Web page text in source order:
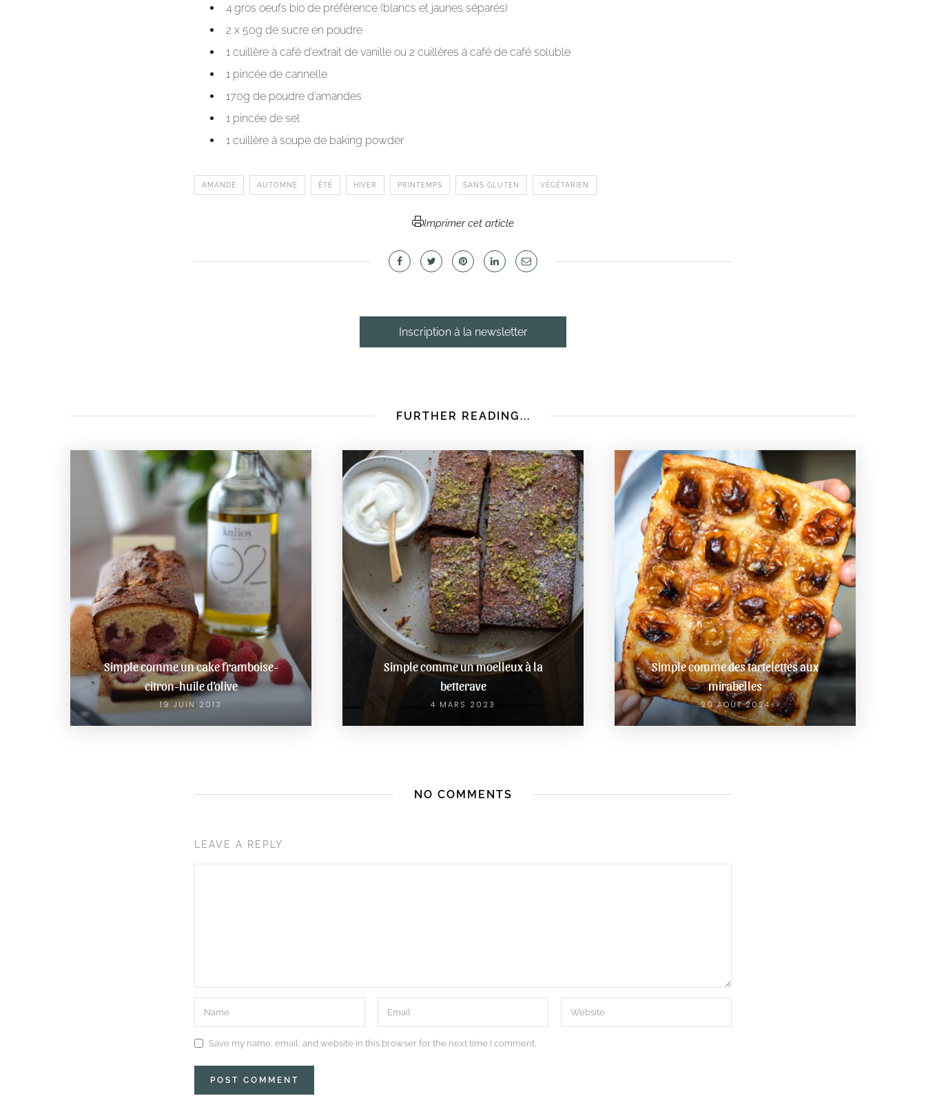
4 gros oeufs bio de préférence (blancs et jaunes séparés)
2 x 50g de sucre en poudre
1 cuillère à café d’extrait de vanille ou 2 cuillères à café de café soluble
1 pincée de cannelle
170g de poudre d’amandes
1 pincée de sel
1 cuillère à soupe de baking powder
AMANDE AUTOMNE ÉTÉ HIVER PRINTEMPS SANS GLUTEN VÉGÉTARIEN
Imprimer cet article
Inscription à la newsletter
FURTHER READING...
Simple comme un cake framboise-
citron-huile d’olive
19 JUIN 2013
Simple comme un moelleux à la
betterave
4 MARS 2023
Simple comme des tartelettes aux
mirabelles
20 AOÛT 2024
NO COMMENTS
LEAVE A REPLY
Save my name, email, and website in this browser for the next time I comment.